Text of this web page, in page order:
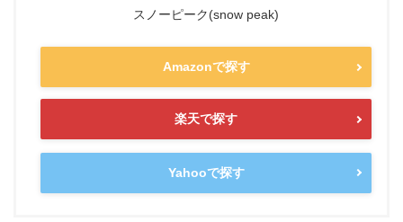
スノーピーク(snow peak)
Amazonで探す
楽天で探す
Yahooで探す